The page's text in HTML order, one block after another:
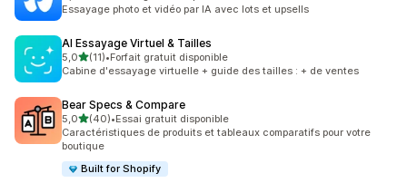
Essayage photo et vidéo par IA avec lots et upsells
AI Essayage Virtuel & Tailles
5,0étoile(s) sur 5
(11)
11 avis au total
•Forfait gratuit disponible
Cabine d'essayage virtuelle + guide des tailles : + de ventes
Bear Specs & Compare
5,0étoile(s) sur 5
(40)
40 avis au total
•Essai gratuit disponible
Caractéristiques de produits et tableaux comparatifs pour votre
boutique
Built for Shopify